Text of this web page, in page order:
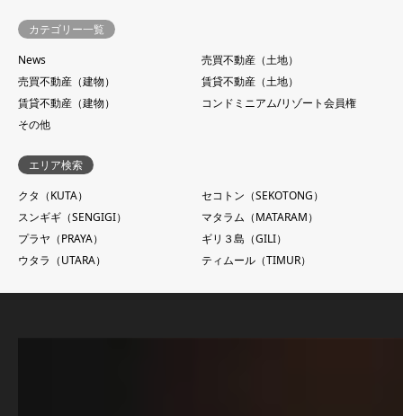
カテゴリー一覧
News
売買不動産（土地）
売買不動産（建物）
賃貸不動産（土地）
賃貸不動産（建物）
コンドミニアム/リゾート会員権
その他
エリア検索
クタ（KUTA）
セコトン（SEKOTONG）
スンギギ（SENGIGI）
マタラム（MATARAM）
プラヤ（PRAYA）
ギリ３島（GILI）
ウタラ（UTARA）
ティムール（TIMUR）